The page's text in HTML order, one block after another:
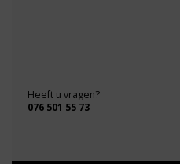
Heeft u vragen?
076 501 55 73